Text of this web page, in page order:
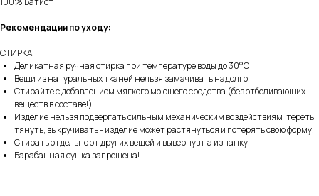
Рекомендации по уходу:
СТИРКА
Деликатная ручная стирка при температуре воды до 30°C
Вещи из натуральных тканей нельзя замачивать надолго.
Стирайте с добавлением мягкого моющего средства (без отбеливающих
веществ в составе!).
Изделие нельзя подвергать сильным механическим воздействиям: тереть,
тянуть, выкручивать - изделие может растянуться и потерять свою форму.
Стирать отдельно от других вещей и вывернув на изнанку.
Барабанная сушка запрещена!